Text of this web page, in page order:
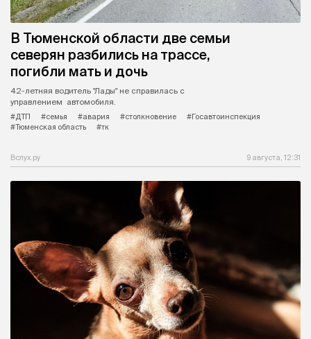
В Тюменской области две семьи
северян разбились на трассе,
погибли мать и дочь
42-летняя водитель "Лады" не справилась с
управлением автомобиля.
#ДТП
#семья #авария #столкновение
#Госавтоинспекция
#Тюменская область
#тк
Вслух.ру 9 августа, 12:31